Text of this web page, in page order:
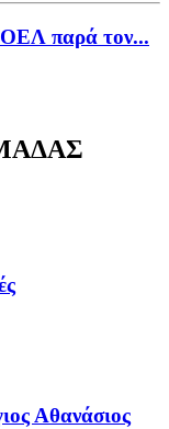
παρά τον...
Αθανάσιος